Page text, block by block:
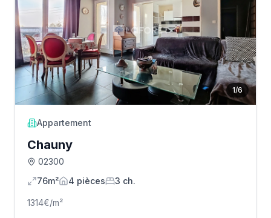
1/6
Appartement
Chauny
02300
76m²
4 pièces 3 ch.
1314€/m²